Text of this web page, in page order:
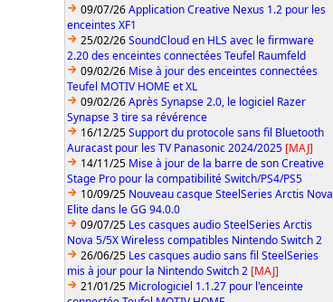
09/07/26Application Creative Nexus 1.2 pour les
enceintes XF1
25/02/26SoundCloud en HLS avec le firmware
2.20 des enceintes connectées Teufel Raumfeld
09/02/26 Mise à jour des enceintes connectées
Teufel MOTIV HOME et XL
09/02/26Après Synapse 2.0, le logiciel Razer
Synapse 3 tire sa révérence
16/12/25Support du protocole sans fil Bluetooth
Auracast pour les TV Panasonic 2024/2025 [MAJ]
14/11/25 Mise à jour de la barre de son Creative
Stage Pro pour la compatibilité Switch/PS4/PS5
10/09/25 Nouveau casque SteelSeries Arctis Nova
Elite dans le GG 94.0.0
09/07/25 Les casques audio SteelSeries Arctis
Nova 5/5X Wireless compatibles Nintendo Switch 2
26/06/25 Les casques audio sans fil SteelSeries
mis à jour pour la Nintendo Switch 2 [MAJ]
21/01/25 Micrologiciel 1.1.27 pour l'enceinte